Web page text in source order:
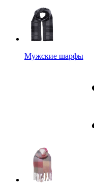
Мужские шарфы